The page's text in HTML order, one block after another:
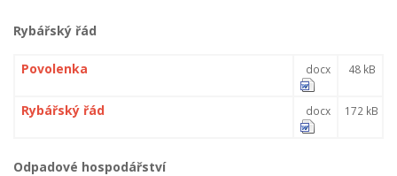
Rybářský řád
Povolenka docx 48 kB
Rybářský řád docx 172 kB
Odpadové hospodářství